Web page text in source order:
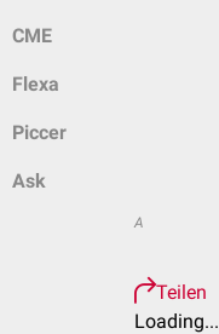
CME
Flexa
Piccer
Ask
A
Teilen
Loading...